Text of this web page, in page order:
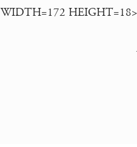
WIDTH=172